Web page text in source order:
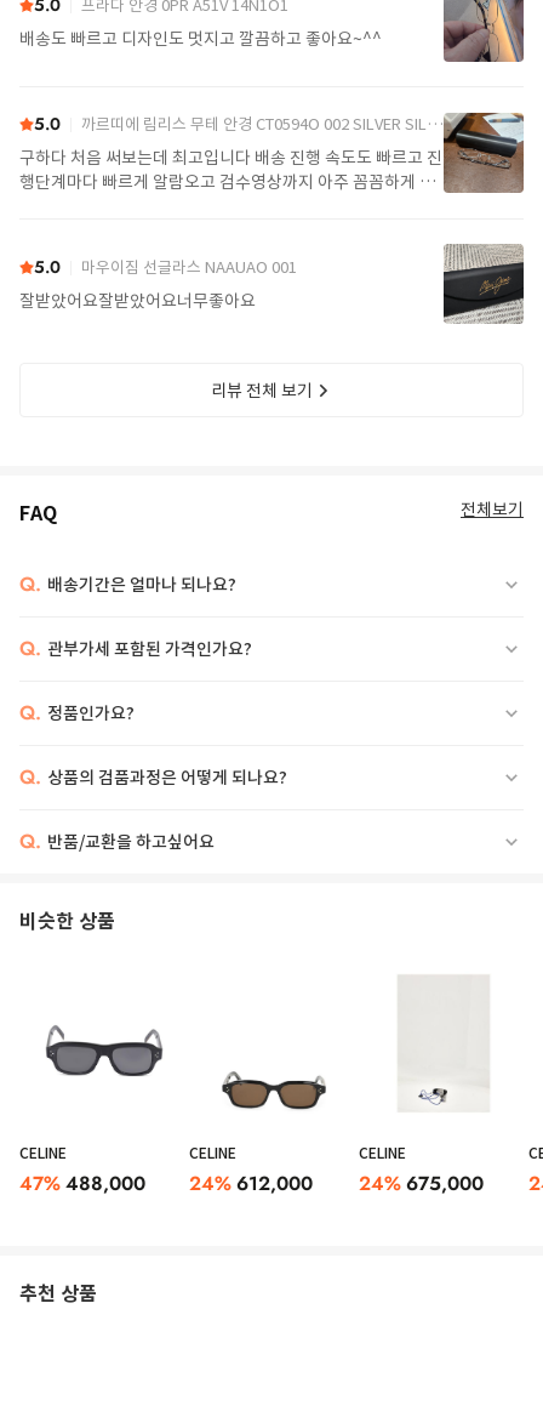
5.0 프라다 안경 0PR A51V 14N1O1
배송도 빠르고 디자인도 멋지고 깔끔하고 좋아요~^^
5.0 까르띠에 림리스 무테 안경 CT0594O 002 SILVER SILVER TRANSPARENT
구하다 처음 써보는데 최고입니다 배송 진행 속도도 빠르고 진
행단계마다 빠르게 알람오고 검수영상까지 아주 꼼꼼하게 찍
5.0 마우이짐 선글라스 NAAUAO 001
잘받았어요잘받았어요너무좋아요
리뷰 전체 보기
FAQ 전체보기
Q. 배송기간은 얼마나 되나요?
Q. 관부가세 포함된 가격인가요?
Q. 정품인가요?
Q. 상품의 검품과정은 어떻게 되나요?
Q. 반품/교환을 하고싶어요
비슷한 상품
CELINE
47%488,000
CELINE
24%612,000
CELINE
24%675,000
추천 상품